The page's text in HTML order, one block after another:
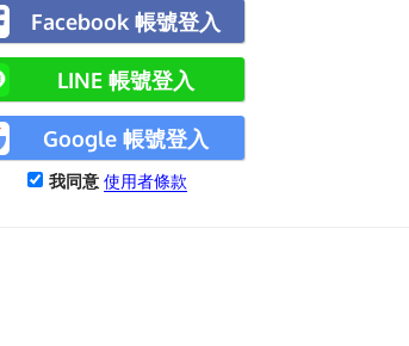
Facebook 帳號登入
LINE 帳號登入
Google 帳號登入
我同意 使用者條款